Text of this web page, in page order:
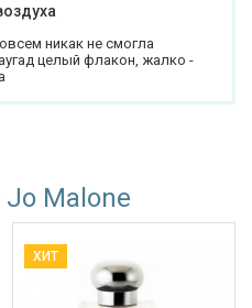
никак не смогла
целый флакон, жалко -
Jo Malone
ХИТ